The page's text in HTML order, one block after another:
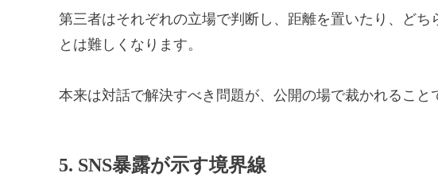
第三者はそれぞれの立場で判断し、距離を置いたり、どち
とは難しくなります。
本来は対話で解決すべき問題が、公開の場で裁かれること
5. SNS暴露が示す境界線